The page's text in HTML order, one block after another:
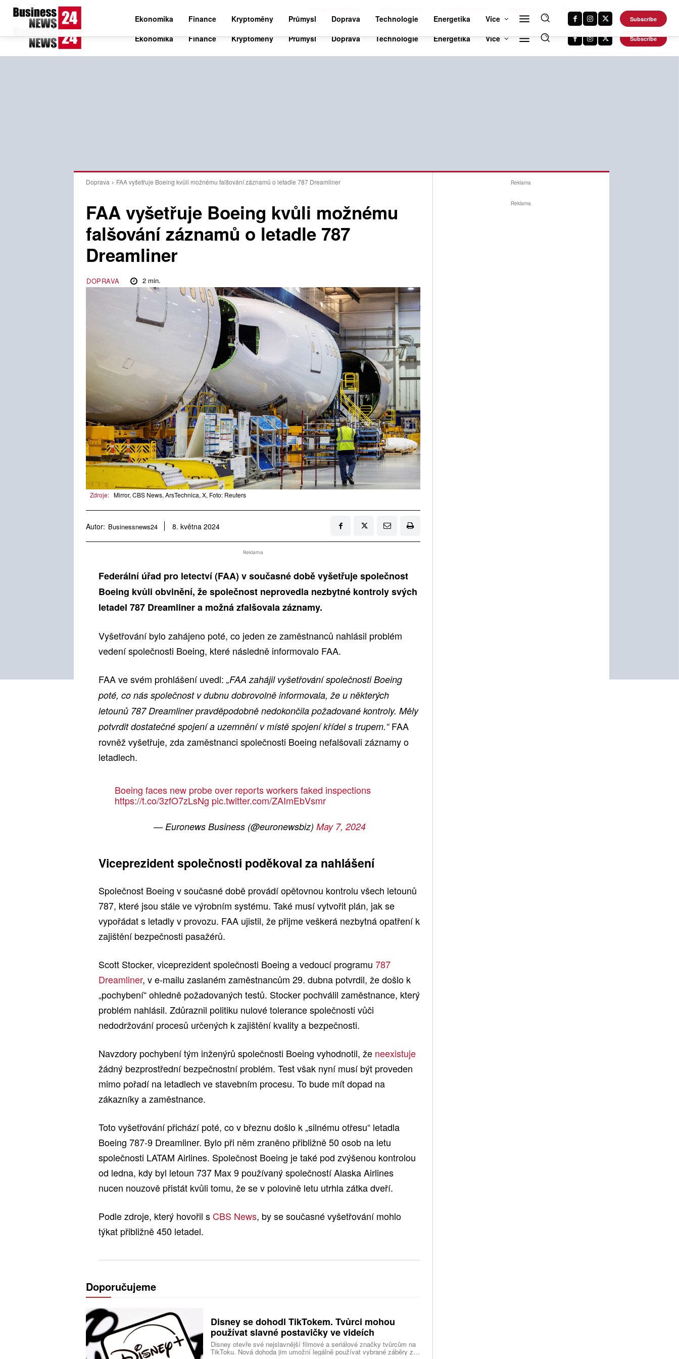
21.1 C Czech
Pátek 7. srpna 2026 DALŠÍ WEBY
Ekonomika Finance Kryptoměny Průmysl Doprava Technologie Energetika Více Subscribe
Doprava FAA vyšetřuje Boeing kvůli možnému falšování záznamů o letadle 787 Dreamliner
FAA vyšetřuje Boeing kvůli možnému
falšování záznamů o letadle 787
Dreamliner
DOPRAVA 2min.
Zdroje: Mirror, CBS News, ArsTechnica, X, Foto: Reuters
Autor: Businessnews24 8. května 2024
Reklama
Federální úřad pro letectví (FAA) v současné době vyšetřuje společnost
Boeing kvůli obvinění, že společnost neprovedla nezbytné kontroly svých
letadel 787 Dreamliner a možná zfalšovala záznamy.
Vyšetřování bylo zahájeno poté, co jeden ze zaměstnanců nahlásil problém
vedení společnosti Boeing, které následně informovalo FAA.
FAA ve svém prohlášení uvedl: „FAA zahájil vyšetřování společnosti Boeing
poté, co nás společnost v dubnu dobrovolně informovala, že u některých
letounů 787 Dreamliner pravděpodobně nedokončila požadované kontroly. Měly
potvrdit dostatečné spojení a uzemnění v místě spojení křídel s trupem.“FAA
rovněž vyšetřuje, zda zaměstnanci společnosti Boeing nefalšovali záznamy o
letadlech.
Boeing faces new probe over reports workers faked inspections
https://t.co/3zfO7zLsNg pic.twitter.com/ZAImEbVsmr
— Euronews Business (@euronewsbiz) May 7, 2024
Viceprezident společnosti poděkoval za nahlášení
Společnost Boeing v současné době provádí opětovnou kontrolu všech letounů
787, které jsou stále ve výrobním systému. Také musí vytvořit plán, jak se
vypořádat s letadly v provozu. FAA ujistil, že přijme veškerá nezbytná opatření k
zajištění bezpečnosti pasažérů.
Scott Stocker, viceprezident společnosti Boeing a vedoucí programu 787
Dreamliner, v e-mailu zaslaném zaměstnancům 29. dubna potvrdil, že došlo k
„pochybení“ ohledně požadovaných testů. Stocker pochválil zaměstnance, který
problém nahlásil. Zdůraznil politiku nulové tolerance společnosti vůči
nedodržování procesů určených k zajištění kvality a bezpečnosti.
Navzdory pochybení tým inženýrů společnosti Boeing vyhodnotil, že neexistuje
žádný bezprostřední bezpečnostní problém. Test však nyní musí být proveden
mimo pořadí na letadlech ve stavebním procesu. To bude mít dopad na
zákazníky a zaměstnance.
Toto vyšetřování přichází poté, co v březnu došlo k „silnému otřesu“ letadla
Boeing 787-9 Dreamliner. Bylo při něm zraněno přibližně 50 osob na letu
společnosti LATAM Airlines. Společnost Boeing je také pod zvýšenou kontrolou
od ledna, kdy byl letoun 737 Max 9 používaný společností Alaska Airlines
nucen nouzově přistát kvůli tomu, že se v polovině letu utrhla zátka dveří.
Podle zdroje, který hovořil sCBS News, by se současné vyšetřování mohlo
týkat přibližně 450 letadel.
Doporučujeme
Disney se dohodl TikTokem. Tvůrci mohou
používat slavné postavičky ve videích
Disney otevře své nejslavnější filmové a seriálové značky tvůrcům na
TikToku. Nová dohoda jim umožní legálně používat vybrané záběry z
Reklama
Reklama